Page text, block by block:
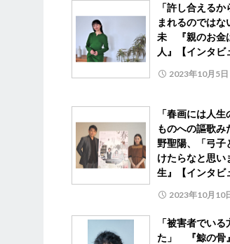
「許し合える
まれるのでは
未 『親のお金
人』【インタビ
2023年10月5日
「春画には人
ものへの謳歌
野聖陽、「弓子
けたらなと思い
生』【インタビ
2023年10月10
「被害者でい
た」 『鯨の骨